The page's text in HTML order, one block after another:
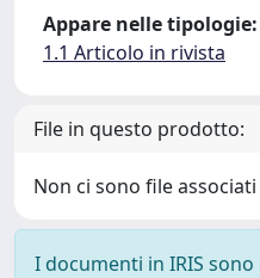
Appare nelle tipologie:
1.1 Articolo in rivista
File in questo prodotto:
Non ci sono file
I documenti in IRIS